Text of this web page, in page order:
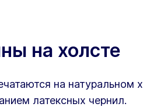
на холсте
на натуральном
латексных чернил.